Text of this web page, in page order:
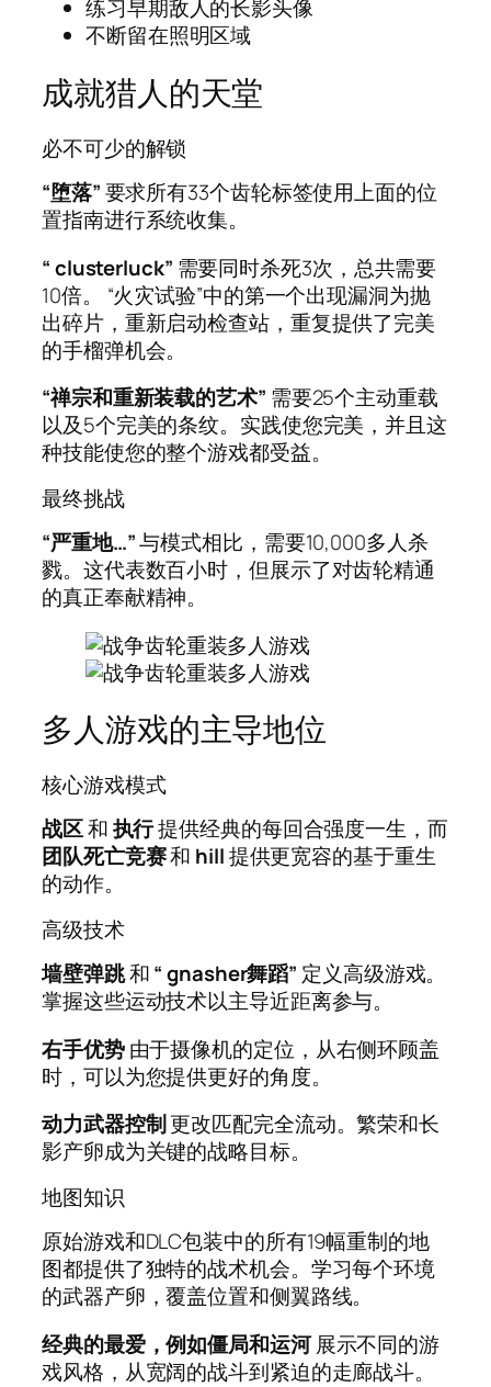
练习早期敌人的长影头像
不断留在照明区域
成就猎人的天堂
必不可少的解锁
“堕落”要求所有33个齿轮标签使用上面的位
置指南进行系统收集。
“ clusterluck” 需要同时杀死3次，总共需要
10倍。 “火灾试验”中的第一个出现漏洞为抛
出碎片，重新启动检查站，重复提供了完美
的手榴弹机会。
“禅宗和重新装载的艺术” 需要25个主动重载
以及5个完美的条纹。实践使您完美，并且这
种技能使您的整个游戏都受益。
最终挑战
“严重地…”与模式相比，需要10,000多人杀
戮。这代表数百小时，但展示了对齿轮精通
的真正奉献精神。
多人游戏的主导地位
核心游戏模式
战区和执行提供经典的每回合强度一生，而
团队死亡竞赛和 hill提供更宽容的基于重生
的动作。
高级技术
墙壁弹跳和“ gnasher舞蹈” 定义高级游戏。
掌握这些运动技术以主导近距离参与。
右手优势由于摄像机的定位，从右侧环顾盖
时，可以为您提供更好的角度。
动力武器控制更改匹配完全流动。繁荣和长
影产卵成为关键的战略目标。
地图知识
原始游戏和DLC包装中的所有19幅重制的地
图都提供了独特的战术机会。学习每个环境
的武器产卵，覆盖位置和侧翼路线。
经典的最爱，例如僵局和运河展示不同的游
戏风格，从宽阔的战斗到紧迫的走廊战斗。